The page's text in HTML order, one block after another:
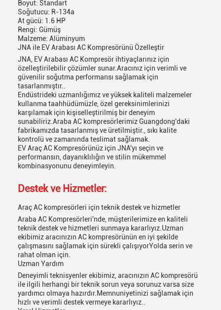
Boyut: Standart
Soğutucu: R-134a
At gücü: 1.6 HP
Rengi: Gümüş
Malzeme: Alüminyum
JNA ile EV Arabası AC Kompresörünü Özelleştir
JNA, EV Arabası AC Kompresör ihtiyaçlarınız için
özelleştirilebilir çözümler sunar.Aracınız için verimli ve
güvenilir soğutma performansı sağlamak için
tasarlanmıştır..
Endüstrideki uzmanlığımız ve yüksek kaliteli malzemeler
kullanma taahhüdümüzle, özel gereksinimlerinizi
karşılamak için kişiselleştirilmiş bir deneyim
sunabiliriz.Araba AC kompresörlerimiz Guangdong'daki
fabrikamızda tasarlanmış ve üretilmiştir., sıkı kalite
kontrolü ve zamanında teslimat sağlamak.
EV Araç AC Kompresörünüz için JNA'yı seçin ve
performansın, dayanıklılığın ve stilin mükemmel
kombinasyonunu deneyimleyin.
Destek ve Hizmetler:
Araç AC kompresörleri için teknik destek ve hizmetler
Araba AC Kompresörleri'nde, müşterilerimize en kaliteli
teknik destek ve hizmetleri sunmaya kararlıyız.Uzman
ekibimiz aracınızın AC kompresörünün en iyi şekilde
çalışmasını sağlamak için sürekli çalışıyorYolda serin ve
rahat olman için.
Uzman Yardım
Deneyimli teknisyenler ekibimiz, aracınızın AC kompresörü
ile ilgili herhangi bir teknik sorun veya sorunuz varsa size
yardımcı olmaya hazırdır.Memnuniyetinizi sağlamak için
hızlı ve verimli destek vermeye kararlıyız..